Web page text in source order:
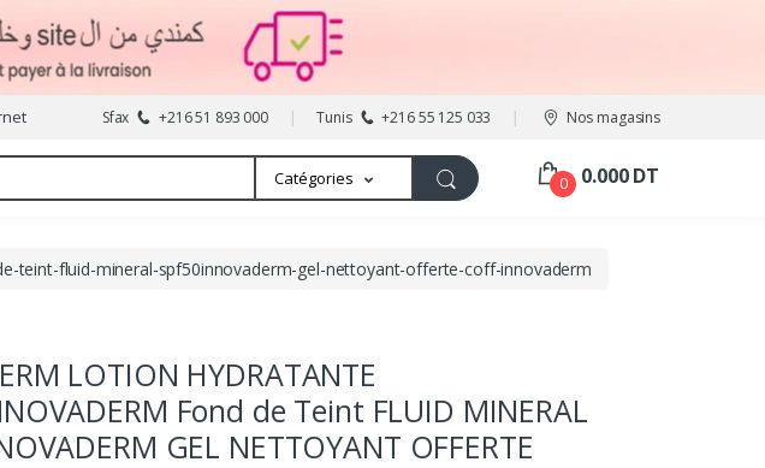
Sfax +216 51 893 000 Tunis +216 55 125 033 Nos magasins
Catégories 0 0.000 DT
teint-fluid-mineral-spf50innovaderm-gel-nettoyant-offerte-coff-innovaderm
LOTION HYDRATANTE
Fond de Teint FLUID MINERAL
GEL NETTOYANT OFFERTE